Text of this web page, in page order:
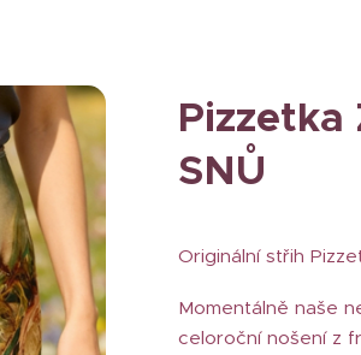
Pizzetka
SNŮ
Originální střih
Momentálně naše
celoroční nošení z